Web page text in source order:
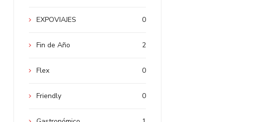
0
EXPOVIAJES
2
Fin de Año
0
Flex
0
Friendly